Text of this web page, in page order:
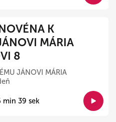
K
MÁRIA
8
JÁNOVI MÁRIA
min 39 sek